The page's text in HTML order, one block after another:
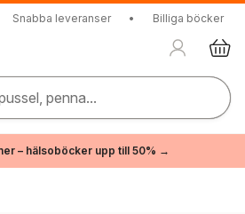
Snabba leveranser • Billiga böcker
penna...
– hälsoböcker upp till 50% →